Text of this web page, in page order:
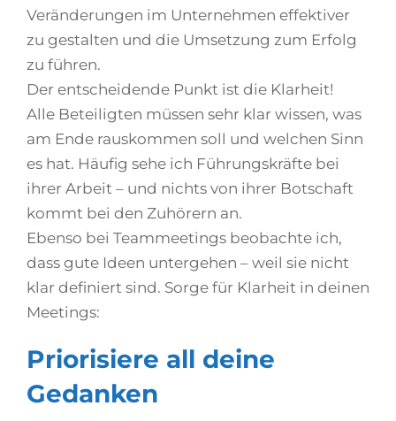
Veränderungen im Unternehmen effektiver
zu gestalten und die Umsetzung zum Erfolg
zu führen.
Der entscheidende Punkt ist die Klarheit!
Alle Beteiligten müssen sehr klar wissen, was
am Ende rauskommen soll und welchen Sinn
es hat. Häufig sehe ich Führungskräfte bei
ihrer Arbeit – und nichts von ihrer Botschaft
kommt bei den Zuhörern an.
Ebenso bei Teammeetings beobachte ich,
dass gute Ideen untergehen – weil sie nicht
klar definiert sind. Sorge für Klarheit in deinen
Meetings:
Priorisiere all deine
Gedanken